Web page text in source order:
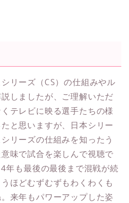
リーズ（CS）の仕組みやル
しましたが、ご理解いただ
テレビに映る選手たちの様
と思いますが、日本シリー
リーズの仕組みを知ったう
味で試合を楽しんで視聴で
年も最後の最後まで混戦が続
ほどむずむずもわくわくも
来年もパワーアップした姿